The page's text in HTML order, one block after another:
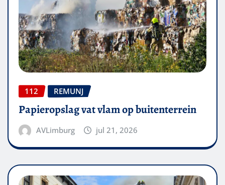
112 REMUNJ
Papieropslag vat vlam op buitenterrein
AVLimburg jul 21, 2026